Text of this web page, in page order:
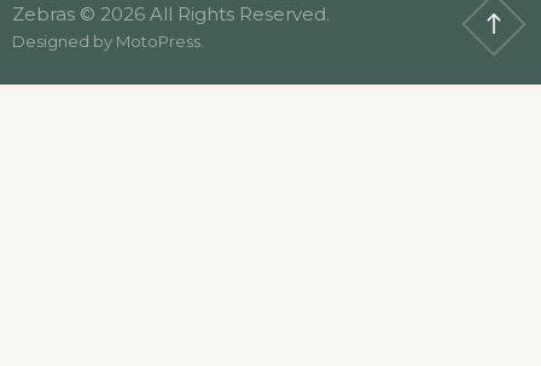
Zebras © 2026 All Rights Reserved.
Designed by MotoPress